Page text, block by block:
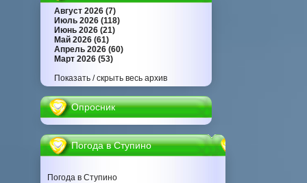
Август 2026 (7)
Июль 2026 (118)
Июнь 2026 (21)
Май 2026 (61)
Апрель 2026 (60)
Март 2026 (53)
Показать / скрыть весь архив
Опросник
Погода в Ступино
Погода в Ступино